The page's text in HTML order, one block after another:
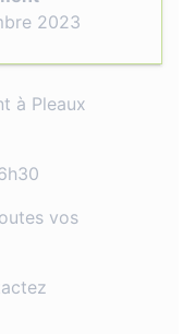
2023
à Pleaux
vos